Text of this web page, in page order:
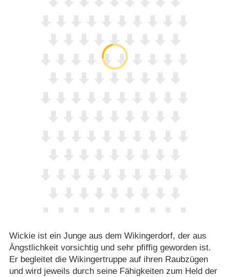
Wickie ist ein Junge aus dem Wikingerdorf, der aus
Ängstlichkeit vorsichtig und sehr pfiffig geworden ist.
Er begleitet die Wikingertruppe auf ihren Raubzügen
und wird jeweils durch seine Fähigkeiten zum Held der